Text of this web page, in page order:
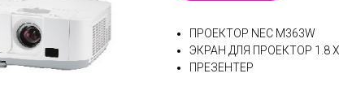
ПРОЕКТОР NEC M363W
ЭКРАН ДЛЯ ПРОЕКТОР 1.8
ПРЕЗЕНТЕР